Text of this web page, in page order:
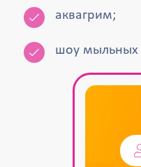
аквагрим;
шоу мыльных